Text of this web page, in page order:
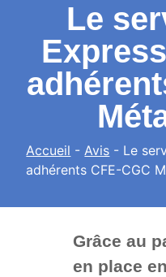
Le
Accueil -Avis - Le
adhérents CFE-CGC
Grâce au
en place